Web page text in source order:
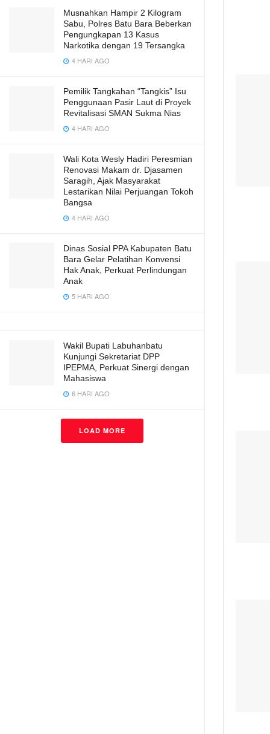
Musnahkan Hampir 2 Kilogram
Sabu, Polres Batu Bara Beberkan
Pengungkapan 13 Kasus
Narkotika dengan 19 Tersangka
4 HARI AGO
Pemilik Tangkahan “Tangkis” Isu
Penggunaan Pasir Laut di Proyek
Revitalisasi SMAN Sukma Nias
4 HARI AGO
Wali Kota Wesly Hadiri Peresmian
Renovasi Makam dr. Djasamen
Saragih, Ajak Masyarakat
Lestarikan Nilai Perjuangan Tokoh
Bangsa
4 HARI AGO
Dinas Sosial PPA Kabupaten Batu
Bara Gelar Pelatihan Konvensi
Hak Anak, Perkuat Perlindungan
Anak
5 HARI AGO
Wakil Bupati Labuhanbatu
Kunjungi Sekretariat DPP
IPEPMA, Perkuat Sinergi dengan
Mahasiswa
6 HARI AGO
LOAD MORE